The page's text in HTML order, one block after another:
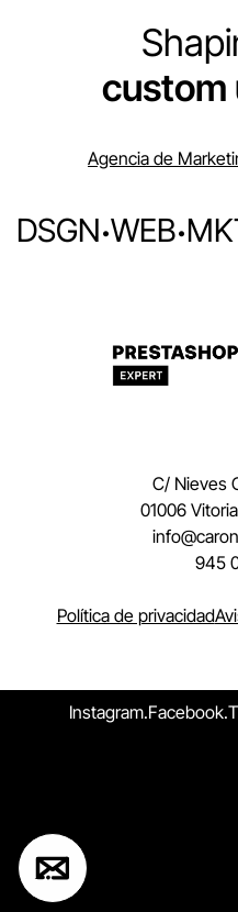
custom
Agencia de
DSGN·WEB·
C/ Nieves
01006
945
Política de privacidad
Instagram.Facebook.